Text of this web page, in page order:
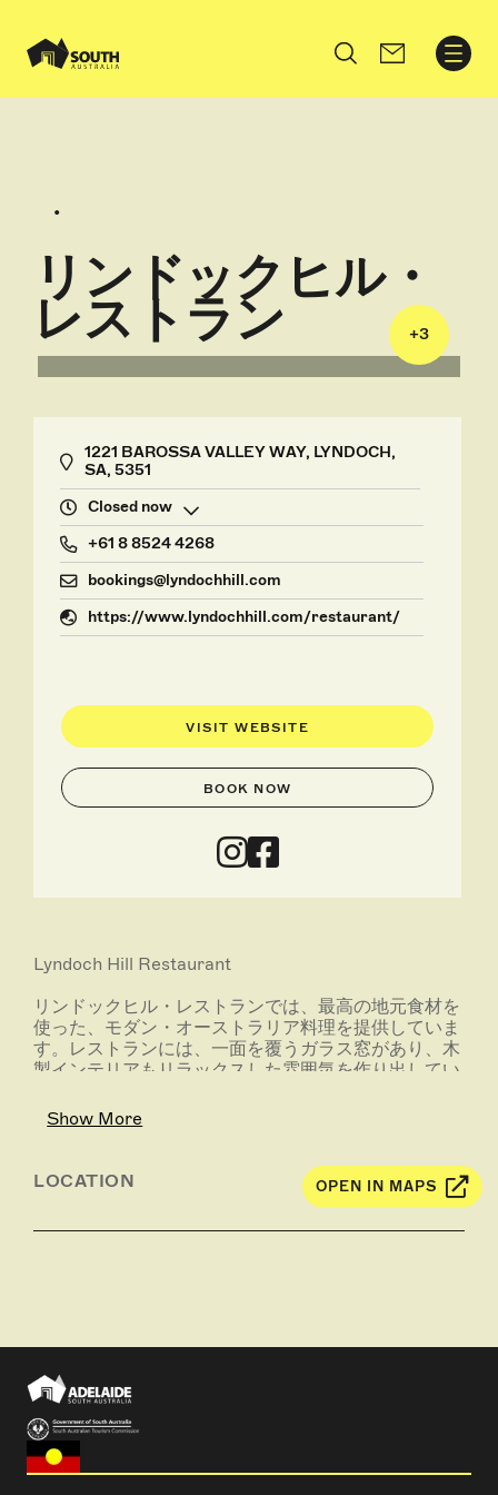
Search
リンドックヒル・
レストラン
+3
1221 BAROSSA VALLEY WAY, LYNDOCH,
SA, 5351
Closed now
+61 8 8524 4268
bookings@lyndochhill.com
https://www.lyndochhill.com/restaurant/
VISIT WEBSITE
BOOK NOW
Lyndoch Hill Restaurant
リンドックヒル・レストランでは、最高の地元食材を
使った、モダン・オーストラリア料理を提供していま
す。レストランには、一面を覆うガラス窓があり、木
製インテリアもリラックスした雰囲気を作り出してい
きます。
Show More
LOCATION OPEN IN MAPS